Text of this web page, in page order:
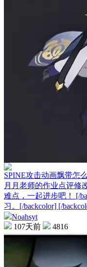
SPINE攻击动画飘带怎
月月老师的作业点评修
难点，一起进步吧！ [/
习。[/backcolor] [/
Noahsyt
107天前
4816